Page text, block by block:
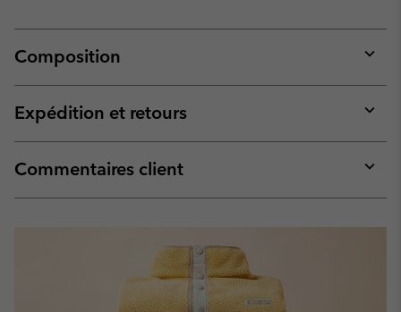
Composition
or
Expédition et retours
or
Commentaires client
or